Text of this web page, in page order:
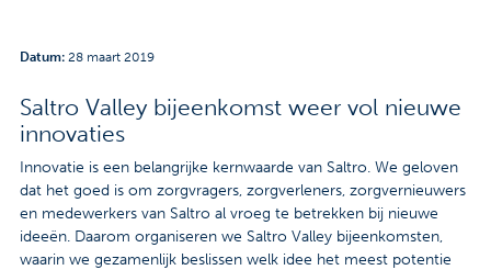
Duurzaamheid en Good Governance
Werken bij
Stages
Datum: 28 maart 2019
Saltro Valley bijeenkomst weer vol nieuwe
innovaties
Innovatie is een belangrijke kernwaarde van Saltro. We geloven
dat het goed is om zorgvragers, zorgverleners, zorgvernieuwers
en medewerkers van Saltro al vroeg te betrekken bij nieuwe
ideeën. Daarom organiseren we Saltro Valley bijeenkomsten,
waarin we gezamenlijk beslissen welk idee het meest potentie